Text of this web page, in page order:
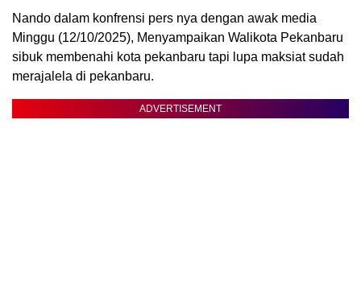
Nando dalam konfrensi pers nya dengan awak media
Minggu (12/10/2025), Menyampaikan Walikota Pekanbaru
sibuk membenahi kota pekanbaru tapi lupa maksiat sudah
merajalela di pekanbaru.
ADVERTISEMENT